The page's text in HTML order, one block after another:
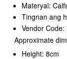
Materyal:
Tingnan ang
Vendor
Approximate
Height: 8cm